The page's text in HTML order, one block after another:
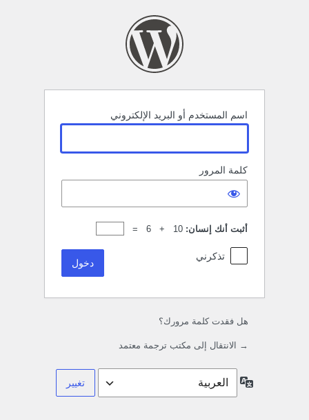
اسم المستخدم أو البريد الإلكتروني
كلمة المرور
أثبت أنك إنسان: 10 + 6 =
تذكرني
هل فقدت كلمة مرورك؟
→ الانتقال إلى مكتب ترجمة معتمد
اللغة